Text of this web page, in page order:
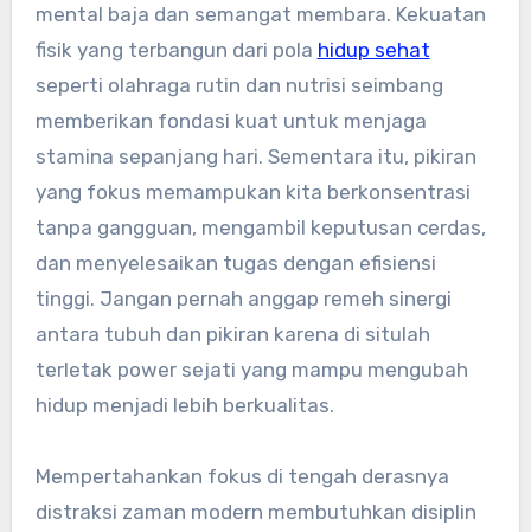
mental baja dan semangat membara. Kekuatan
fisik yang terbangun dari pola hidup sehat
seperti olahraga rutin dan nutrisi seimbang
memberikan fondasi kuat untuk menjaga
stamina sepanjang hari. Sementara itu, pikiran
yang fokus memampukan kita berkonsentrasi
tanpa gangguan, mengambil keputusan cerdas,
dan menyelesaikan tugas dengan efisiensi
tinggi. Jangan pernah anggap remeh sinergi
antara tubuh dan pikiran karena di situlah
terletak power sejati yang mampu mengubah
hidup menjadi lebih berkualitas.
Mempertahankan fokus di tengah derasnya
distraksi zaman modern membutuhkan disiplin